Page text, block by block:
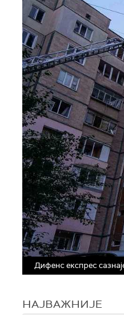
Дифенс eкспрес
НАЈВАЖНИЈЕ